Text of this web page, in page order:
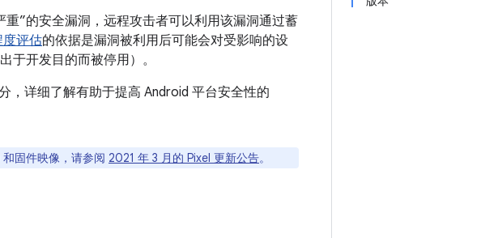
”的安全漏洞，远程攻击者可以利用该漏洞通过蓄
度评估的依据是漏洞被利用后可能会对受影响的设
于开发目的而被停用）。
，详细了解有助于提高 Android 平台安全性的
固件映像，请参阅 2021 年 3 月的 Pixel 更新公告。